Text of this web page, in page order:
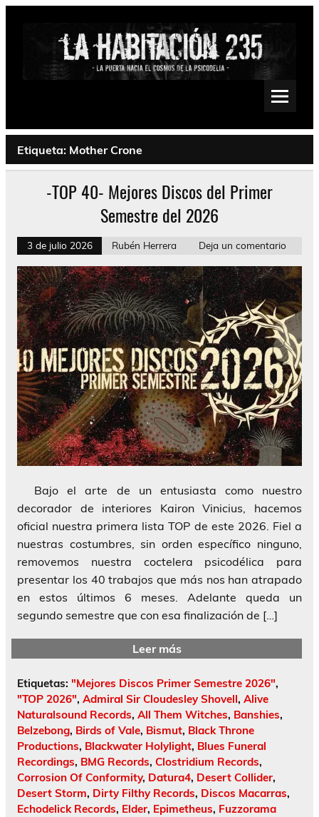
Saltar
Psychedelic, Stoner, Doom, Sludge, Fuzz, Space, Drone
Etiqueta: Mother Crone
-TOP 40- Mejores Discos del Primer
Semestre del 2026
3 de julio 2026 Rubén Herrera Deja un comentario
Bajo el arte de un entusiasta como nuestro
decorador de interiores Kairon Vinicius, hacemos
oficial nuestra primera lista TOP de este 2026. Fiel a
nuestras costumbres, sin orden específico ninguno,
removemos nuestra coctelera psicodélica para
presentar los 40 trabajos que más nos han atrapado
en estos últimos 6 meses. Adelante queda un
segundo semestre que con esa finalización de […]
Leer más
Etiquetas: "Mejores Discos Primer Semestre 2026",
"TOP 2026", Admiral Sir Cloudesley Shovell, Alive
Naturalsound Records, All Them Witches, Banshies,
Belzebong, Birds of Vale, Bismut, Black Throne
Productions, Blackwater Holylight, Blues Funeral
Recordings, BMG Records, Clostridium Records,
Corrosion Of Conformity, Datura4, Desert Collider,
Desert Storm, Dirty Filthy Records, Discos Macarras,
Echodelick Records, Elder, Epimetheus, Fuzzorama